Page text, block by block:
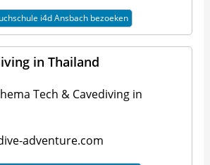
i4d Ansbach bezoeken
in Thailand
Tech & Cavediving in
adventure.com